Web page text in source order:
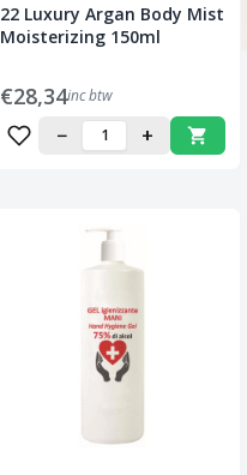
22 Luxury Argan Body Mist
Moisterizing 150ml
€28,34inc btw
− +